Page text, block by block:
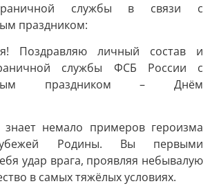
службы в связи с
праздником:
Поздравляю личный состав и
службы ФСБ России с
праздником – Днём
знает немало примеров героизма
Родины. Вы первыми
удар врага, проявляя небывалую
в самых тяжёлых условиях.